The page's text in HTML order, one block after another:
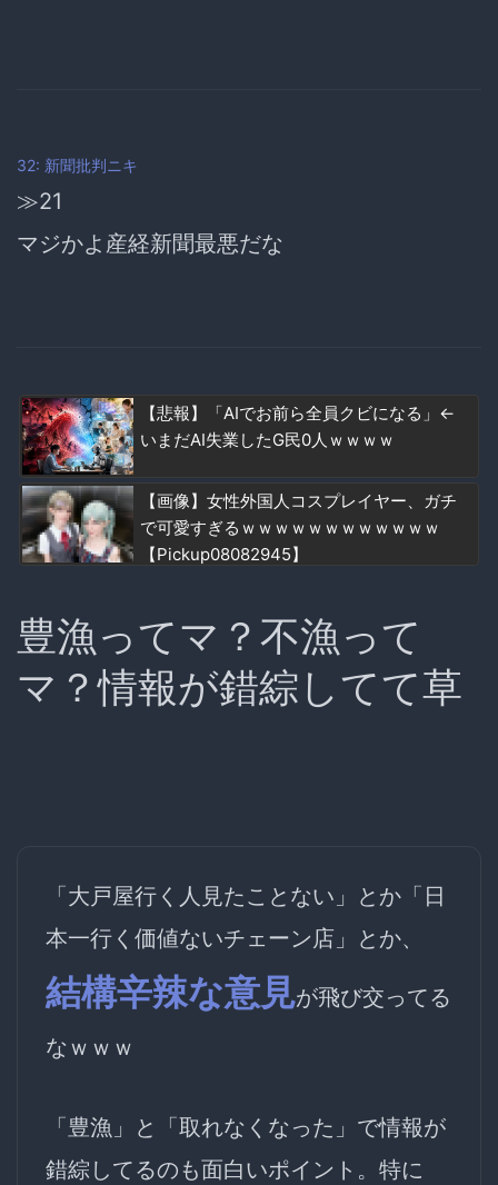
32: 新聞批判ニキ
≫21
マジかよ産経新聞最悪だな
【悲報】「AIでお前ら全員クビになる」←
いまだAI失業したG民0人ｗｗｗｗ
【画像】女性外国人コスプレイヤー、ガチ
で可愛すぎるｗｗｗｗｗｗｗｗｗｗｗｗ
【Pickup08082945】
豊漁ってマ？不漁って
マ？情報が錯綜してて草
「大戸屋行く人見たことない」とか「日
本一行く価値ないチェーン店」とか、
結構辛辣な意見が飛び交ってる
なｗｗｗ
「豊漁」と「取れなくなった」で情報が
錯綜してるのも面白いポイント。特に